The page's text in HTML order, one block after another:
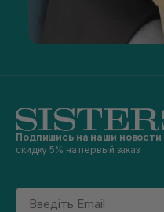
Подпишись на наши новости
скидку 5% на первый заказ
Email